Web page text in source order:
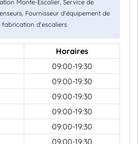
Monte-Escalier, Service de
Fournisseur d'équipement de
fabrication d'escaliers
Horaires
09:00-19:30
09:00-19:30
09:00-19:30
09:00-19:30
09:00-19:30
09:00-19:30